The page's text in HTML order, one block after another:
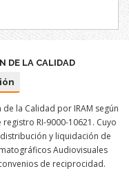
DE LA CALIDAD
la Calidad por IRAM según
RI-9000-10621. Cuyo
y liquidación de
Audiovisuales
de reciprocidad.